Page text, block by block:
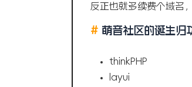
反正也就多续费个域名
# 萌音社区的诞生归
thinkPHP
layui